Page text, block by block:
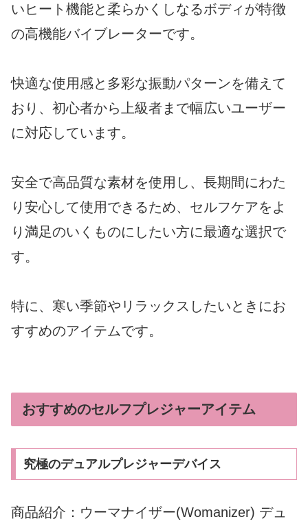
いヒート機能と柔らかくしなるボディが特徴
の高機能バイブレーターです。
快適な使用感と多彩な振動パターンを備えて
おり、初心者から上級者まで幅広いユーザー
に対応しています。
安全で高品質な素材を使用し、長期間にわた
り安心して使用できるため、セルフケアをよ
り満足のいくものにしたい方に最適な選択で
す。
特に、寒い季節やリラックスしたいときにお
すすめのアイテムです。
おすすめのセルフプレジャーアイテム
究極のデュアルプレジャーデバイス
商品紹介： ウーマナイザー(Womanizer) デュ